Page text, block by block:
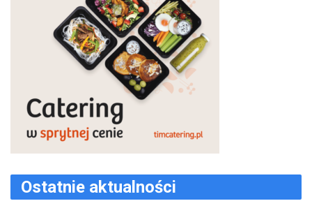
Ostatnie aktualności